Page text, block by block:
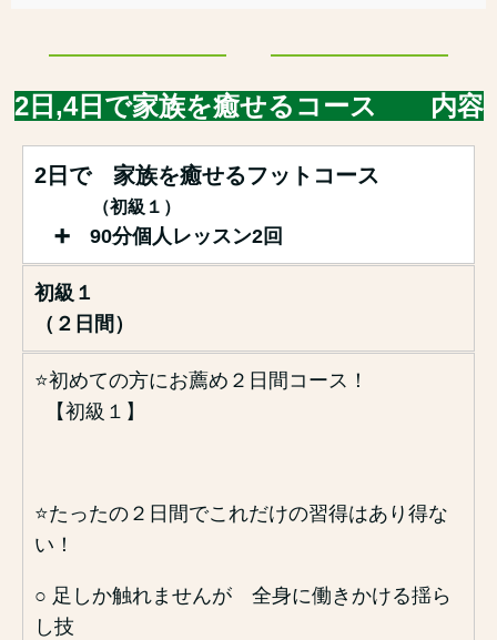
2日,4日で家族を癒せるコース 内容
2日で 家族を癒せるフットコース
（初級１）
➕ 90分個人レッスン2回
初級１
（２日間）
⭐️初めての方にお薦め２日間コース！
【初級１】
⭐️たったの２日間でこれだけの習得はあり得な
い！
○ 足しか触れませんが 全身に働きかける揺ら
し技